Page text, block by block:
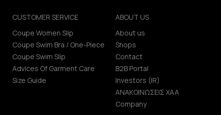
CUSTOMER SERVICE
Coupe Women Slip
Coupe Swim Bra / One-Piece
Coupe Swim Slip
Advices Of Garment Care
Size Guide
ABOUT US
About us
Shops
Contact
B2B Portal
Investors (IR)
ΑΝΑΚΟΙΝΩΣΕΙΣ ΧΑΑ
Company